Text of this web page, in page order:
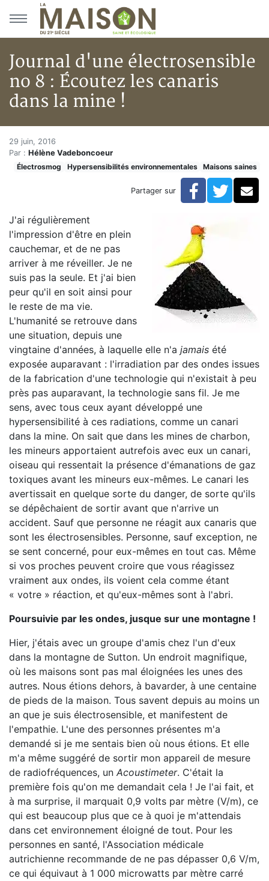
Aller au menu principal
Aller au contenu principal
Journal d'une électrosensible
no 8 : Écoutez les canaris
dans la mine !
Accueil
Articles
Maisons saines
Hypersensibilités environnementales
Journal d'une électrosensible no 8 : Écoutez les
Journal d'une électrosensible
29 juin, 2016
Par : Hélène Vadeboncoeur
Électrosmog
Hypersensibilités environnementales Maisons saines
Partager sur Facebook
J'ai régulièrement
l'impression d'être en plein
cauchemar, et de ne pas
arriver à me réveiller. Je ne
suis pas la seule. Et j'ai bien
peur qu'il en soit ainsi pour
le reste de ma vie.
L'humanité se retrouve dans
une situation, depuis une
vingtaine d'années, à laquelle elle n'a jamais été
exposée auparavant : l'irradiation par des ondes issues
de la fabrication d'une technologie qui n'existait à peu
près pas auparavant, la technologie sans fil. Je me
sens, avec tous ceux ayant développé une
hypersensibilité à ces radiations, comme un canari
dans la mine. On sait que dans les mines de charbon,
les mineurs apportaient autrefois avec eux un canari,
oiseau qui ressentait la présence d'émanations de gaz
toxiques avant les mineurs eux-mêmes. Le canari les
avertissait en quelque sorte du danger, de sorte qu'ils
se dépêchaient de sortir avant que n'arrive un
accident. Sauf que personne ne réagit aux canaris que
sont les électrosensibles. Personne, sauf exception, ne
se sent concerné, pour eux-mêmes en tout cas. Même
si vos proches peuvent croire que vous réagissez
vraiment aux ondes, ils voient cela comme étant
« votre » réaction, et qu'eux-mêmes sont à l'abri.
Poursuivie par les ondes, jusque sur une montagne !
Hier, j'étais avec un groupe d'amis chez l'un d'eux
dans la montagne de Sutton. Un endroit magnifique,
où les maisons sont pas mal éloignées les unes des
autres. Nous étions dehors, à bavarder, à une centaine
de pieds de la maison. Tous savent depuis au moins un
an que je suis électrosensible, et manifestent de
l'empathie. L'une des personnes présentes m'a
demandé si je me sentais bien où nous étions. Et elle
m'a même suggéré de sortir mon appareil de mesure
de radiofréquences, un Acoustimeter. C'était la
première fois qu'on me demandait cela ! Je l'ai fait, et
à ma surprise, il marquait 0,9 volts par mètre (V/m), ce
qui est beaucoup plus que ce à quoi je m'attendais
dans cet environnement éloigné de tout. Pour les
personnes en santé, l'Association médicale
autrichienne recommande de ne pas dépasser 0,6 V/m,
ce qui équivaut à 1 000 microwatts par mètre carré